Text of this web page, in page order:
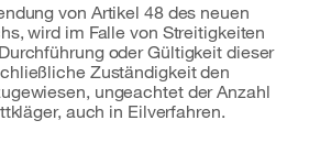
von Artikel 48 des neuen
wird im Falle von Streitigkeiten
oder Gültigkeit dieser
Zuständigkeit den
ungeachtet der Anzahl
auch in Eilverfahren.